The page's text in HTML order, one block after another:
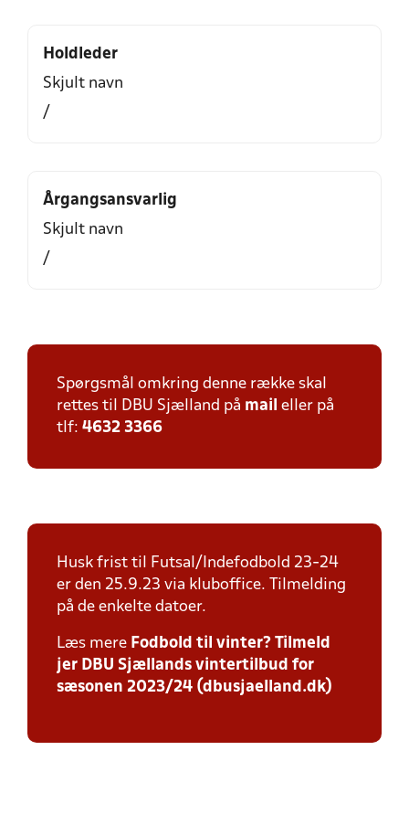
Holdleder
Skjult navn
/
Årgangsansvarlig
Skjult navn
/
Spørgsmål omkring denne række skal
rettes til DBU Sjælland på mail eller på
tlf: 4632 3366
Husk frist til Futsal/Indefodbold 23-24
er den 25.9.23 via kluboffice. Tilmelding
på de enkelte datoer.
Læs mere Fodbold til vinter? Tilmeld
jer DBU Sjællands vintertilbud for
sæsonen 2023/24 (dbusjaelland.dk)